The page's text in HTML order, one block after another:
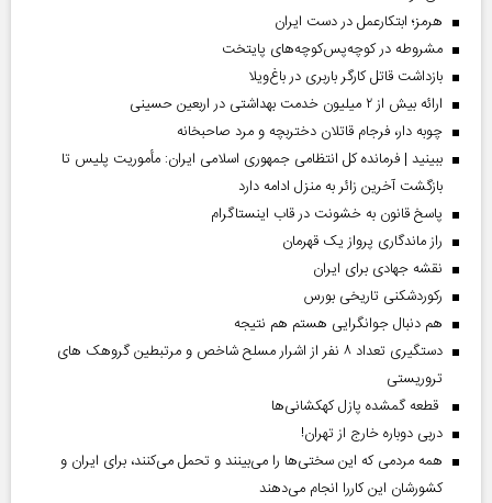
بازگشت آخرین زائر به منزل ادامه دارد
ببینید | خود فروخته‌ها چطور با موساد همکاری می‌کردند؟
ببینید | اتحاد مقدس، از اصولی‌ترین امور است
گفتگوی تلفنی وزرای امور خارجه ایران و موریتانی
کارکنان وظیفه فراری برای تعیین تکلیف وضعیت خدمتی به یگان
خدمتی خود مراجعه کنند
هم دنبال جوانگرایی هستم هم نتیجه
کفگیر رهگیر به ته دیگ خورد
قطعه گمشده پازل کهکشانی‌ها
هرمز؛ ابتکارعمل در دست ایران
مشروطه در کوچه‌پس‌کوچه‌های پایتخت
بازداشت قاتل کارگر باربری در باغ‌ویلا
ارائه بیش از ۲ میلیون خدمت بهداشتی در اربعین حسینی
چوبه دار، فرجام قاتلان دختربچه و مرد صاحبخانه
ببینید | فرمانده کل انتظامی جمهوری اسلامی ایران­: مأموریت پلیس تا
بازگشت آخرین زائر به منزل ادامه دارد
پاسخ قانون به خشونت در قاب اینستاگرام
راز ماندگاری پرواز یک قهرمان
نقشه جهادی برای ایران
رکوردشکنی تاریخی بورس
هم دنبال جوانگرایی هستم هم نتیجه
دستگیری تعداد ۸ نفر از اشرار مسلح شاخص و مرتبطین گروهک های
تروریستی
قطعه گمشده پازل کهکشانی‌ها
دربی دوباره خارج از تهران!
همه مردمی که این سختی‌ها را می‌بینند و تحمل می‌کنند، برای ایران و
کشورشان این کاررا انجام می‌دهند